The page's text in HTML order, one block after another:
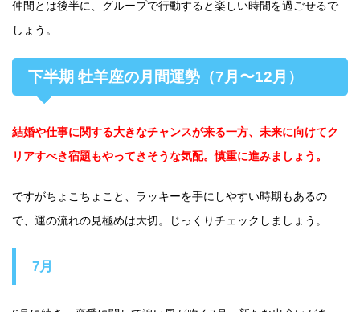
仲間とは後半に、グループで行動すると楽しい時間を過ごせるで
しょう。
下半期 牡羊座の月間運勢（7月〜12月）
結婚や仕事に関する大きなチャンスが来る一方、未来に向けてク
リアすべき宿題もやってきそうな気配。慎重に進みましょう。
ですがちょこちょこと、ラッキーを手にしやすい時期もあるの
で、運の流れの見極めは大切。じっくりチェックしましょう。
7月